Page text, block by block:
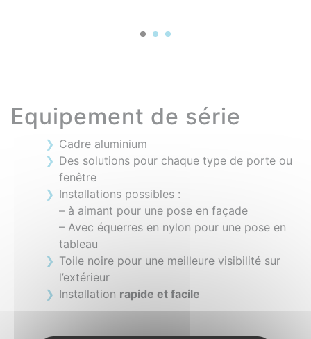
Equipement de série
Cadre aluminium
Des solutions pour chaque type de porte ou
fenêtre
Installations possibles :
– à aimant pour une pose en façade
– Avec équerres en nylon pour une pose en
tableau
Toile noire pour une meilleure visibilité sur
l’extérieur
Installation rapide et facile